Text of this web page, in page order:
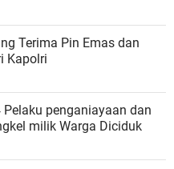
Terima Pin Emas dan
Kapolri
penganiayaan dan
milik Warga Diciduk